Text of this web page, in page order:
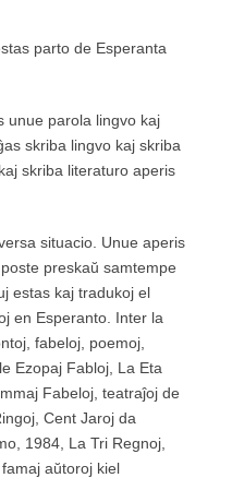
parto de Esperanta
unue parola lingvo kaj
skriba lingvo kaj skriba
skriba literaturo aperis
situacio. Unue aperis
preskaŭ samtempe
estas kaj tradukoj el
en Esperanto. Inter la
fabeloj, poemoj,
Ezopaj Fabloj, La Eta
Fabeloj, teatraĵoj de
Cent Jaroj da
1984, La Tri Regnoj,
aŭtoroj kiel